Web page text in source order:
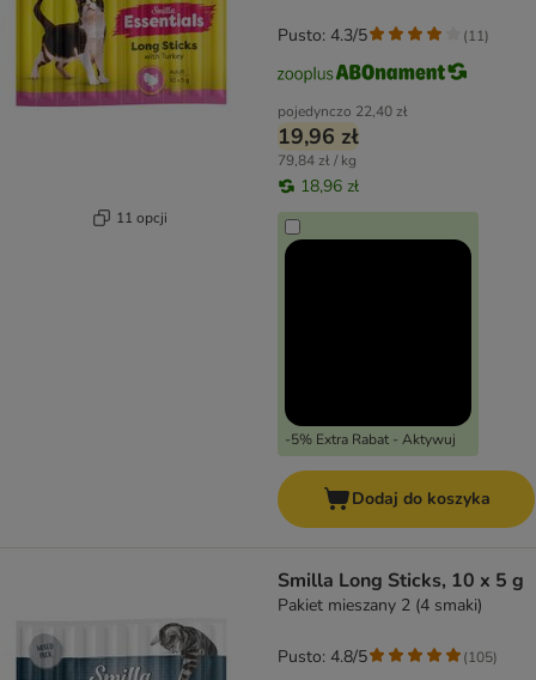
11 opcji
pojedynczo 22,40 zł
19,96 zł
79,84 zł / kg
18,96 zł
-5% Extra Rabat - Aktywuj
Pusto: 4.3/5 (11)
Dodaj do koszyka
Smilla Long Sticks, 10 x 5 g
Pakiet mieszany 2 (4 smaki)
Pusto: 4.8/5 (105)